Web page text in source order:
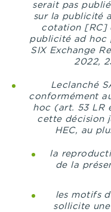
serait pas
sur la publicité
cotation [RC]
publicité ad hoc
SIX Exchange
2022,
Leclanché
conformément
hoc (art. 53 LR
cette décision
HEC, au
la
de la
les motifs
sollicite